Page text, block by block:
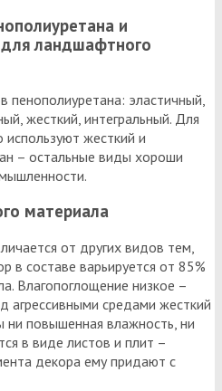
и
для ландшафтного
пенополиуретана: эластичный,
жесткий, интегральный. Для
жесткий и
– остальные виды хороши
материала
от других видов тем,
в составе варьируется от 85%
Влагопоглощение низкое –
агрессивными средами жесткий
повышенная влажность, ни
в виде листов и плит –
декора ему придают с